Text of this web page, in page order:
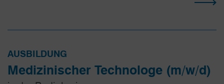
AUSBILDUNG
Medizinischer Technologe (m/w/d)